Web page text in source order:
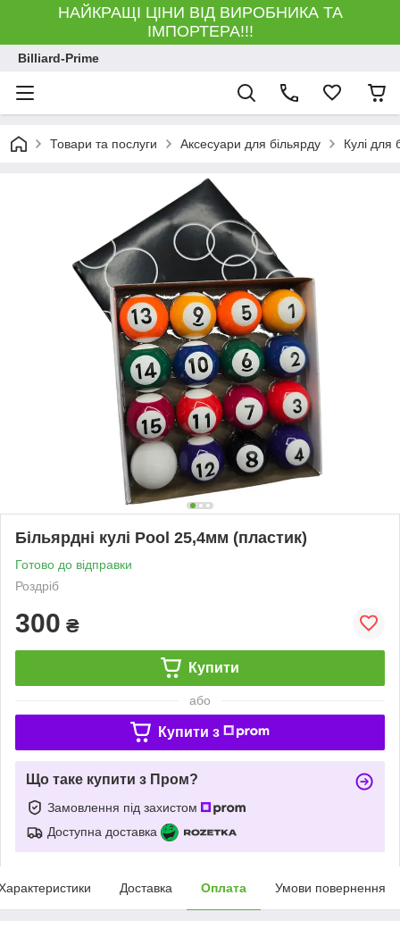
НАЙКРАЩІ ЦІНИ ВІД ВИРОБНИКА ТА
ІМПОРТЕРА!!!
Billiard-Prime
Товари та послуги Аксесуари для більярду Кулі для
Більярдні кулі Pool 25,4мм (пластик)
Готово до відправки
Роздріб
300 ₴
Купити
або
Купити з
Що таке купити з Пром?
Замовлення під захистом
Доступна доставка
Доставка Оплата Умови повернення